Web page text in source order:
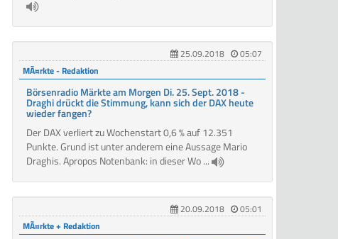
25.09.2018
05:07
MÃ¤rkte - Redaktion
Börsenradio Märkte am Morgen Di. 25. Sept. 2018 -
Draghi drückt die Stimmung, kann sich der DAX heute
wieder fangen?
Der DAX verliert zu Wochenstart 0,6 % auf 12.351
Punkte. Grund ist unter anderem eine Aussage Mario
Draghis. Apropos Notenbank: in dieser Wo ...
20.09.2018
05:01
MÃ¤rkte + Redaktion